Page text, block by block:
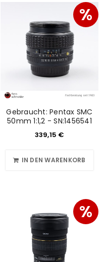
%
Gebraucht: Pentax SMC
50mm 1:1,2 - SN:1456541
339,15 €
IN DEN WARENKORB
%